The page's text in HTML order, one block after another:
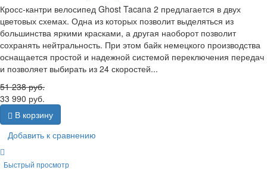
Кросс-кантри велосипед Ghost Tacana 2 предлагается в двух
цветовых схемах. Одна из которых позволит выделяться из
большинства яркими красками, а другая наоборот позволит
сохранять нейтральность. При этом байк немецкого производства
оснащается простой и надежной системой переключения передач
и позволяет выбирать из 24 скоростей...
51 238руб.
33 990 руб.
В корзину
Добавить к сравнению
Быстрый просмотр